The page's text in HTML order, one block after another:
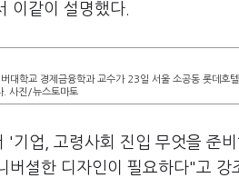
이같이 설명했다.
대학교 경제금융학과 교수가 23일 서울 소공동 롯데호
. 사진/뉴스토마토
'기업, 고령사회 진입 무엇을 준
버셜한 디자인이 필요하다"고 강